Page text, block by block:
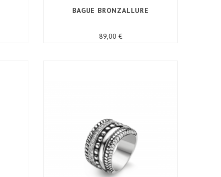
BAGUE BRONZALLURE
89,00 €Prix